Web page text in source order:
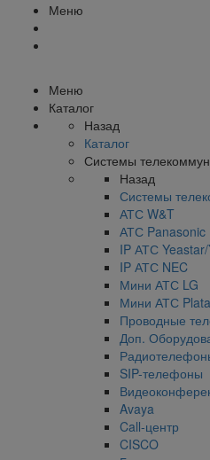
Меню
Меню
Каталог
Назад
Каталог
Системы
Назад
Системы
АТС W&T
АТС Panasonic
IP АТС
IP АТС NEC
Мини АТС LG
Мини АТС
Проводные
Доп.
SIP-телефоны
Avaya
Call-центр
CISCO